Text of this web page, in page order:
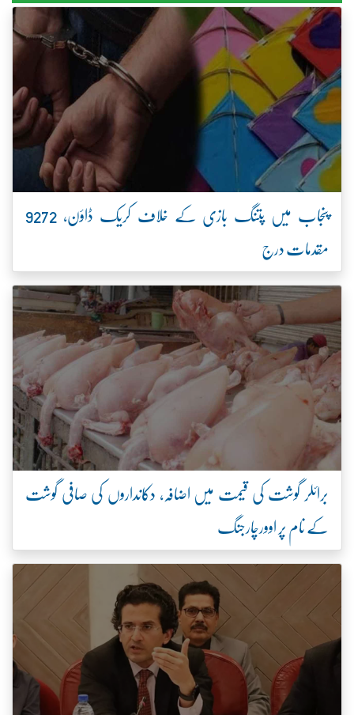
پنجاب میں پتنگ بازی کے خلاف کریک ڈاؤن، 9272
مقدمات درج
برائلر گوشت کی قیمت میں اضافہ، دکانداروں کی صافی گوشت
کے نام پر اوورچارجنگ